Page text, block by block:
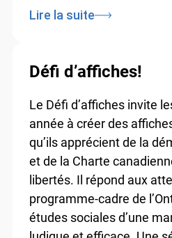
Lire la suite
Défi d’affiches!
Le Défi d’affiches invite
année à créer des
qu’ils apprécient de la
et de la Charte
libertés. Il répond aux
programme-cadre de
études sociales d’une